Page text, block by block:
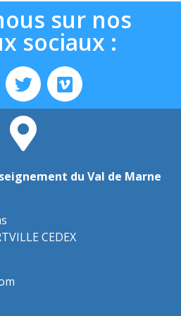
sur nos
sociaux :
du Val de Marne
CEDEX